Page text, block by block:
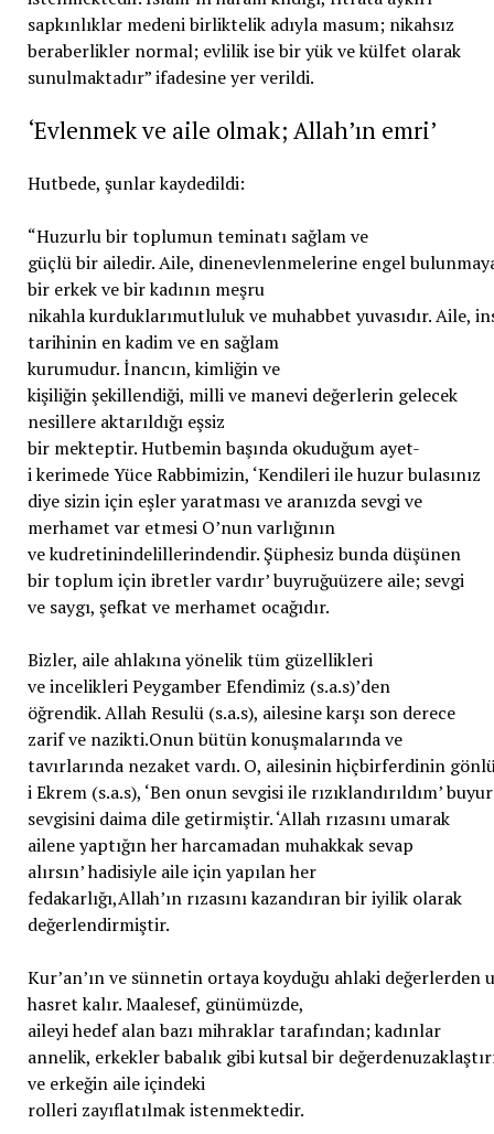
sapkınlıklar medeni birliktelik adıyla masum; nikahsız
beraberlikler normal; evlilik ise bir yük ve külfet olarak
sunulmaktadır” ifadesine yer verildi.
‘Evlenmek ve aile olmak; Allah’ın emri’
Hutbede, şunlar kaydedildi:
“Huzurlu bir toplumun teminatı sağlam ve
güçlü bir ailedir. Aile, dinenevlenmelerine engel
bir erkek ve bir kadının meşru
nikahla kurduklarımutluluk ve muhabbet yuvasıdır. Aile,
tarihinin en kadim ve en sağlam
kurumudur. İnancın, kimliğin ve
kişiliğin şekillendiği, milli ve manevi değerlerin gelecek
nesillere aktarıldığı eşsiz
bir mekteptir. Hutbemin başında okuduğum ayet-
i kerimede Yüce Rabbimizin, ‘Kendileri ile huzur bulasınız
diye sizin için eşler yaratması ve aranızda sevgi ve
merhamet var etmesi O’nun varlığının
ve kudretinindelillerindendir. Şüphesiz bunda düşünen
bir toplum için ibretler vardır’ buyruğuüzere aile; sevgi
ve saygı, şefkat ve merhamet ocağıdır.
Bizler, aile ahlakına yönelik tüm güzellikleri
ve incelikleri Peygamber Efendimiz (s.a.s)’den
öğrendik. Allah Resulü (s.a.s), ailesine karşı son derece
zarif ve nazikti.Onun bütün konuşmalarında ve
tavırlarında nezaket vardı. O, ailesinin hiçbirferdinin
i Ekrem (s.a.s), ‘Ben onun sevgisi ile rızıklandırıldım’
sevgisini daima dile getirmiştir. ‘Allah rızasını umarak
ailene yaptığın her harcamadan muhakkak sevap
alırsın’ hadisiyle aile için yapılan her
fedakarlığı,Allah’ın rızasını kazandıran bir iyilik olarak
değerlendirmiştir.
Kur’an’ın ve sünnetin ortaya koyduğu ahlaki değerlerden
hasret kalır. Maalesef, günümüzde,
aileyi hedef alan bazı mihraklar tarafından; kadınlar
annelik, erkekler babalık gibi kutsal bir
ve erkeğin aile içindeki
rolleri zayıflatılmak istenmektedir.